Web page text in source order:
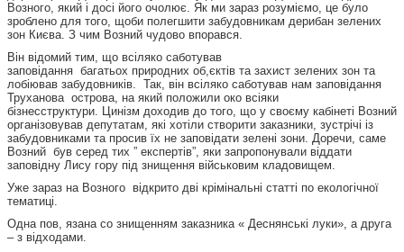
Возного, який і досі його очолює. Як ми зараз розуміємо, це було
зроблено для того, щоби полегшити забудовникам дерибан зелених
зон Києва. З чим Возний чудово впорався.
Він відомий тим, що всіляко саботував
заповідання багатьох природних об,єктів та захист зелених зон та
лобіював забудовників. Так, він всіляко саботував нам заповідання
Труханова острова, на який положили око всіяки
бізнесструктури. Цинізм доходив до того, що у своєму кабінеті Возний
організовував депутатам, які хотіли створити заказники, зустрічі із
забудовниками та просив їх не заповідати зелені зони. Доречи, саме
Возний був серед тих ” експертів”, яки запропонували віддати
заповідну Лису гору під знищення військовим кладовищем.
Уже зараз на Возного відкрито дві крімінальні статті по екологічної
тематиці.
Одна пов, язана со знищенням заказника « Деснянські луки», а друга
– з відходами.